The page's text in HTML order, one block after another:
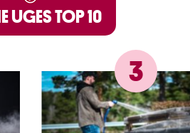
UGES TOP 10
3